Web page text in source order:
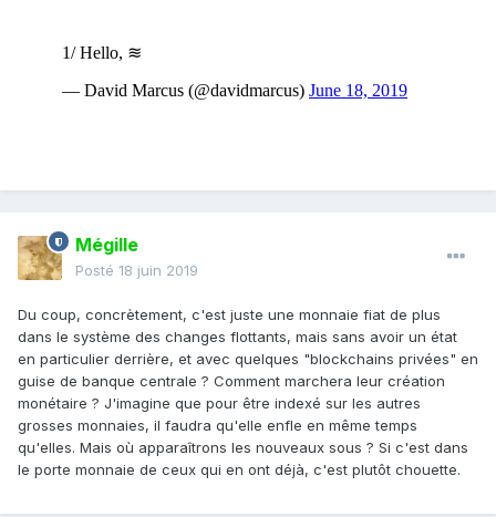
Mégille
Posté 18 juin 2019
Du coup, concrètement, c'est juste une monnaie fiat de plus
dans le système des changes flottants, mais sans avoir un état
en particulier derrière, et avec quelques "blockchains privées" en
guise de banque centrale ? Comment marchera leur création
monétaire ? J'imagine que pour être indexé sur les autres
grosses monnaies, il faudra qu'elle enfle en même temps
qu'elles. Mais où apparaîtrons les nouveaux sous ? Si c'est dans
le porte monnaie de ceux qui en ont déjà, c'est plutôt chouette.